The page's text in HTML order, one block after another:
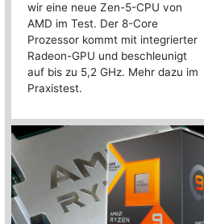
wir eine neue Zen-5-CPU von
AMD im Test. Der 8-Core
Prozessor kommt mit integrierter
Radeon-GPU und beschleunigt
auf bis zu 5,2 GHz. Mehr dazu im
Praxistest.